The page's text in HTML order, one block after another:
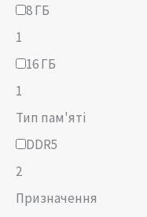
8 ГБ
1
16 ГБ
1
Тип пам'яті
DDR5
2
Призначення